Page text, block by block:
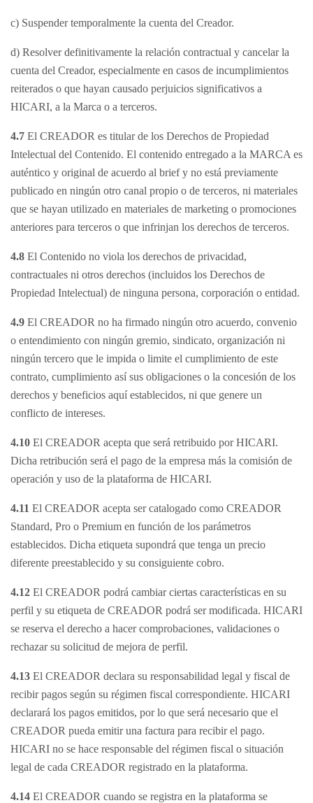
c) Suspender temporalmente la cuenta del Creador.
d) Resolver definitivamente la relación contractual y cancelar la
cuenta del Creador, especialmente en casos de incumplimientos
reiterados o que hayan causado perjuicios significativos a
HICARI, a la Marca o a terceros.
4.7 El CREADOR es titular de los Derechos de Propiedad
Intelectual del Contenido. El contenido entregado a la MARCA es
auténtico y original de acuerdo al brief y no está previamente
publicado en ningún otro canal propio o de terceros, ni materiales
que se hayan utilizado en materiales de marketing o promociones
anteriores para terceros o que infrinjan los derechos de terceros.
4.8 El Contenido no viola los derechos de privacidad,
contractuales ni otros derechos (incluidos los Derechos de
Propiedad Intelectual) de ninguna persona, corporación o entidad.
4.9 El CREADOR no ha firmado ningún otro acuerdo, convenio
o entendimiento con ningún gremio, sindicato, organización ni
ningún tercero que le impida o limite el cumplimiento de este
contrato, cumplimiento así sus obligaciones o la concesión de los
derechos y beneficios aquí establecidos, ni que genere un
conflicto de intereses.
4.10 El CREADOR acepta que será retribuido por HICARI.
Dicha retribución será el pago de la empresa más la comisión de
operación y uso de la plataforma de HICARI.
4.11 El CREADOR acepta ser catalogado como CREADOR
Standard, Pro o Premium en función de los parámetros
establecidos. Dicha etiqueta supondrá que tenga un precio
diferente preestablecido y su consiguiente cobro.
4.12 El CREADOR podrá cambiar ciertas características en su
perfil y su etiqueta de CREADOR podrá ser modificada. HICARI
se reserva el derecho a hacer comprobaciones, validaciones o
rechazar su solicitud de mejora de perfil.
4.13 El CREADOR declara su responsabilidad legal y fiscal de
recibir pagos según su régimen fiscal correspondiente. HICARI
declarará los pagos emitidos, por lo que será necesario que el
CREADOR pueda emitir una factura para recibir el pago.
HICARI no se hace responsable del régimen fiscal o situación
legal de cada CREADOR registrado en la plataforma.
4.14 El CREADOR cuando se registra en la plataforma se